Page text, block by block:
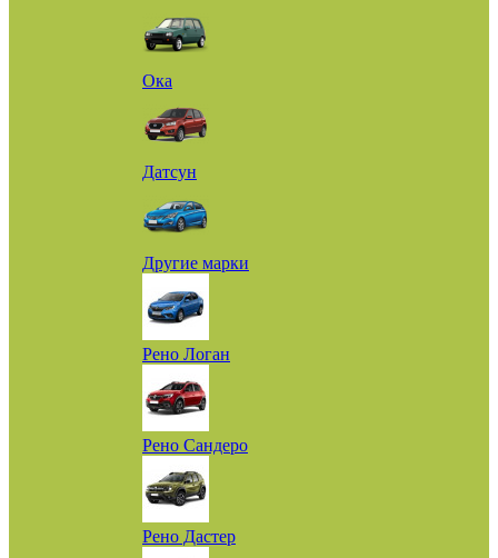
Ока
Датсун
Другие марки
Рено Логан
Рено Сандеро
Рено Дастер